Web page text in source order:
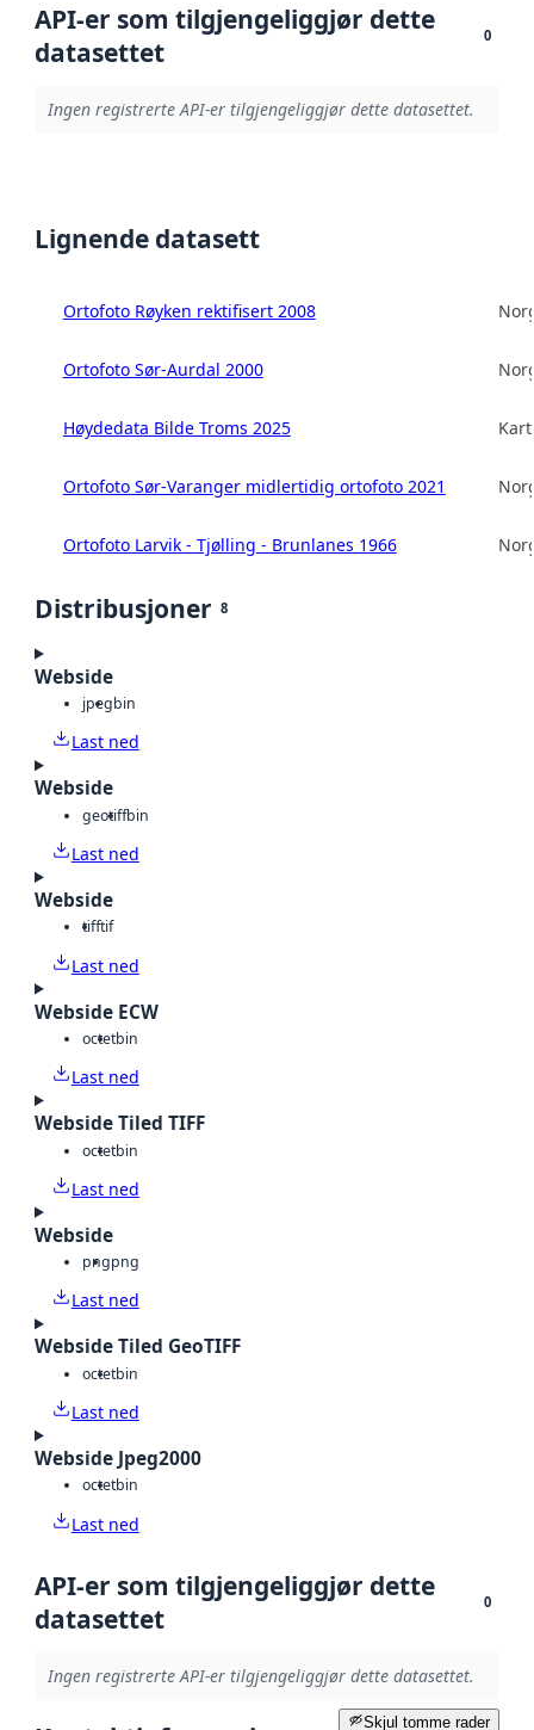
API-er som tilgjengeliggjør dette
datasettet
0
Ingen registrerte API-er tilgjengeliggjør dette datasettet.
Lignende datasett
Ortofoto Røyken rektifisert 2008
Ortofoto Sør-Aurdal 2000
Høydedata Bilde Troms 2025
Ortofoto Sør-Varanger midlertidig ortofoto 2021
Ortofoto Larvik - Tjølling - Brunlanes 1966
Distribusjoner 8
Webside
jpegbin
Last ned
Webside
geotiffbin
Last ned
Webside
tifftif
Last ned
Webside ECW
octetbin
Last ned
Webside Tiled TIFF
octetbin
Last ned
Webside
pngpng
Last ned
Webside Tiled GeoTIFF
octetbin
Last ned
Webside Jpeg2000
octetbin
Last ned
API-er som tilgjengeliggjør dette
datasettet
0
Ingen registrerte API-er tilgjengeliggjør dette datasettet.
Skjul tomme rader